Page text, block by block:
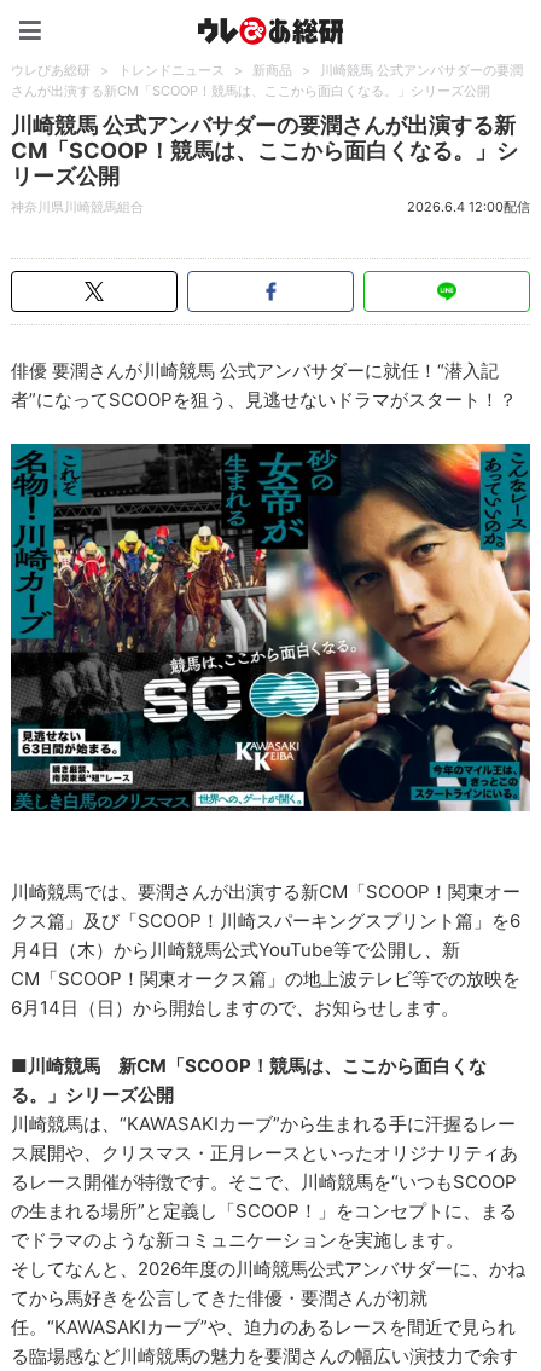
ウレぴあ総研 > トレンドニュース > 新商品 >
川崎競馬 公式アンバサダーの要潤
さんが出演する新CM「SCOOP！競馬は、ここから面白くなる。」シリーズ公開
川崎競馬 公式アンバサダーの要潤さんが出演する新
CM「SCOOP！競馬は、ここから面白くなる。」シ
リーズ公開
神奈川県川崎競馬組合 2026.6.4 12:00配信
俳優 要潤さんが川崎競馬 公式アンバサダーに就任！“潜入記
者”になってSCOOPを狙う、見逃せないドラマがスタート！？
川崎競馬では、要潤さんが出演する新CM「SCOOP！関東オー
クス篇」及び「SCOOP！川崎スパーキングスプリント篇」を6
月4日（木）から川崎競馬公式YouTube等で公開し、新
CM「SCOOP！関東オークス篇」の地上波テレビ等での放映を
6月14日（日）から開始しますので、お知らせします。
■川崎競馬 新CM「SCOOP！競馬は、ここから面白くな
る。」シリーズ公開
川崎競馬は、“KAWASAKIカーブ”から生まれる手に汗握るレー
ス展開や、クリスマス・正月レースといったオリジナリティあ
るレース開催が特徴です。そこで、川崎競馬を“いつもSCOOP
の生まれる場所”と定義し「SCOOP！」をコンセプトに、まる
でドラマのような新コミュニケーションを実施します。
そしてなんと、2026年度の川崎競馬公式アンバサダーに、かね
てから馬好きを公言してきた俳優・要潤さんが初就
任。“KAWASAKIカーブ”や、迫力のあるレースを間近で見られ
る臨場感など川崎競馬の魅力を要潤さんの幅広い演技力で余す